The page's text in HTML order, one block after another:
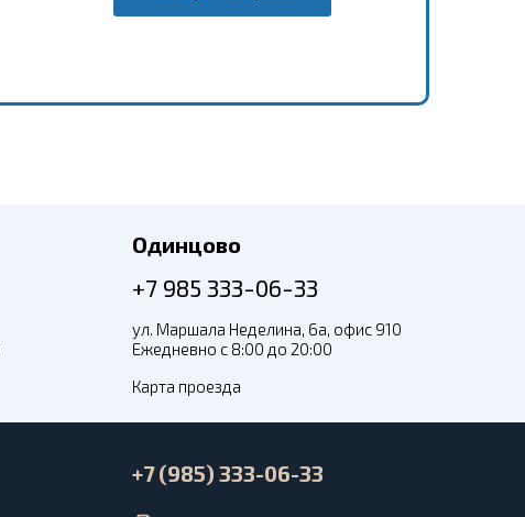
Одинцово
+7 985 333-06-33
ул. Маршала Неделина, 6а, офис 910
Ежедневно с 8:00 до 20:00
Карта проезда
+7 (985) 333-06-33